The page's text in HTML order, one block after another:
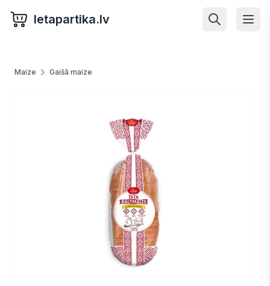
letapartika.lv
Maize Gaišā maize